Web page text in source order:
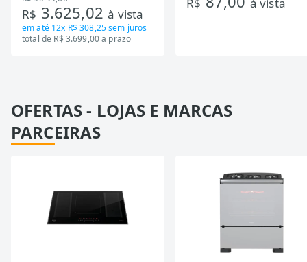
Bivolt
R$ 3.625,02à vista
em até 12x R$ 308,25sem juros
total de R$ 3.699,00 a prazo
OFERTAS - LOJAS E MARCAS
PARCEIRAS